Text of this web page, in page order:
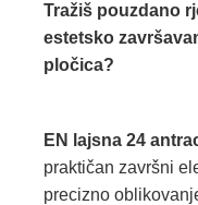
Tražiš pouzdano
estetsko
pločica?
EN lajsna 24
praktičan završni
precizno